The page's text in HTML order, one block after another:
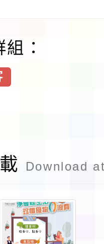
：
Download